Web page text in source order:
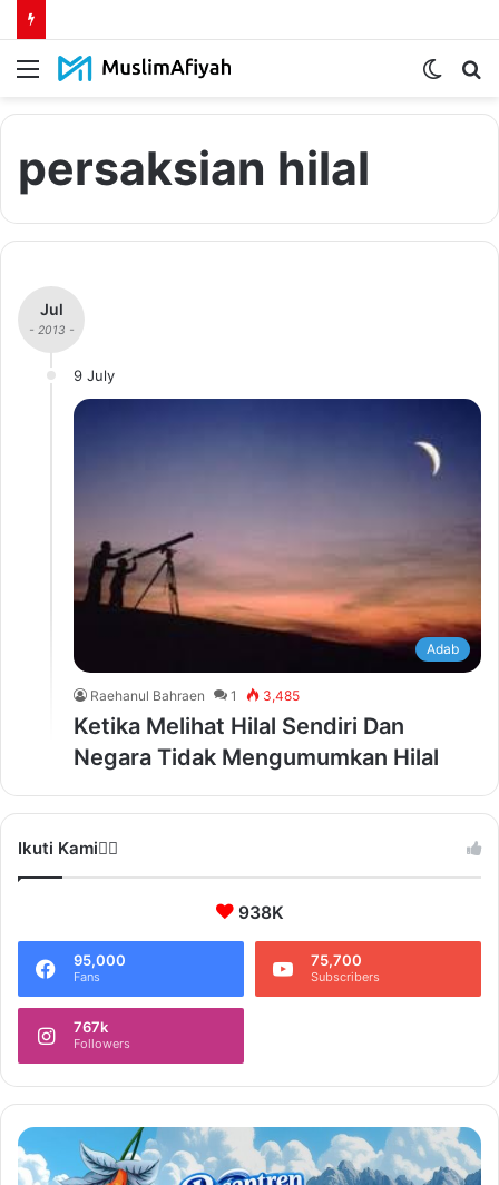
Menu
Switch
persaksian hilal
Jul
- 2013 -
9 July
Adab
Raehanul Bahraen 1 3,485
Ketika Melihat Hilal Sendiri Dan
Negara Tidak Mengumumkan Hilal
Ikuti Kami❤️‍🔥
938K
95,000
Fans
75,700
Subscribers
767k
Followers